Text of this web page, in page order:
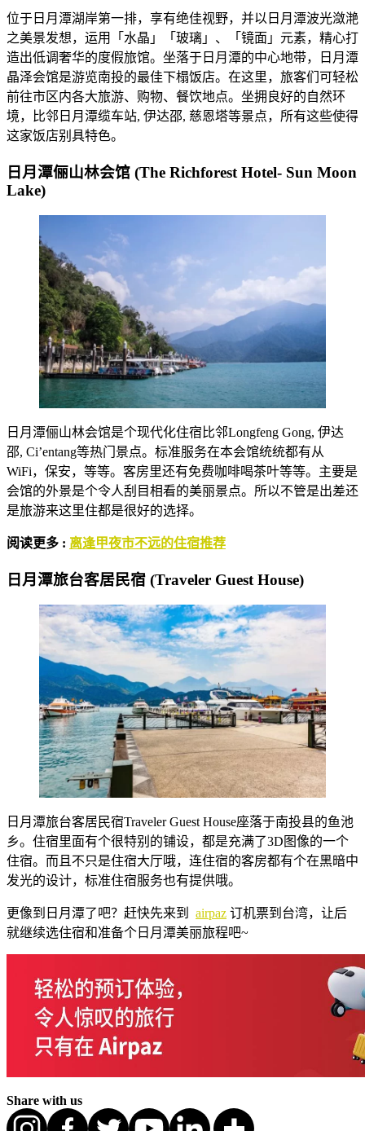
位于日月潭湖岸第一排，享有绝佳视野，并以日月潭波光潋滟
之美景发想，运用「水晶」「玻璃」、「镜面」元素，精心打
造出低调奢华的度假旅馆。坐落于日月潭的中心地带，日月潭
晶泽会馆是游览南投的最佳下榻饭店。在这里，旅客们可轻松
前往市区内各大旅游、购物、餐饮地点。坐拥良好的自然环
境，比邻日月潭缆车站, 伊达邵, 慈恩塔等景点，所有这些使得
这家饭店别具特色。
日月潭俪山林会馆 (The Richforest Hotel- Sun Moon
Lake)
日月潭俪山林会馆是个现代化住宿比邻Longfeng Gong, 伊达
邵, Ci’entang等热门景点。标准服务在本会馆统统都有从
WiFi，保安，等等。客房里还有免费咖啡喝茶叶等等。主要是
会馆的外景是个令人刮目相看的美丽景点。所以不管是出差还
是旅游来这里住都是很好的选择。
阅读更多 : 离逢甲夜市不远的住宿推荐
日月潭旅台客居民宿 (Traveler Guest House)
日月潭旅台客居民宿Traveler Guest House座落于南投县的鱼池
乡。住宿里面有个很特别的铺设，都是充满了3D图像的一个
住宿。而且不只是住宿大厅哦，连住宿的客房都有个在黑暗中
发光的设计，标准住宿服务也有提供哦。
更像到日月潭了吧？赶快先来到 airpaz 订机票到台湾，让后
就继续选住宿和准备个日月潭美丽旅程吧~
Share with us